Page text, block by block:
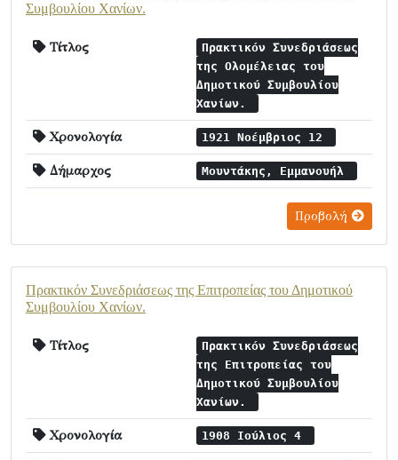
Συμβουλίου Χανίων.
Τίτλος
Πρακτικόν Συνεδριάσεως
της Ολομέλειας του
Δημοτικού Συμβουλίου
Χανίων.
Χρονολογία 1921 Νοέμβριος 12
Δήμαρχος Μουντάκης, Εμμανουήλ
Προβολή
Πρακτικόν Συνεδριάσεως της Επιτροπείας του Δημοτικού
Συμβουλίου Χανίων.
Τίτλος
Πρακτικόν Συνεδριάσεως
της Επιτροπείας του
Δημοτικού Συμβουλίου
Χανίων.
Χρονολογία 1908 Ιούλιος 4